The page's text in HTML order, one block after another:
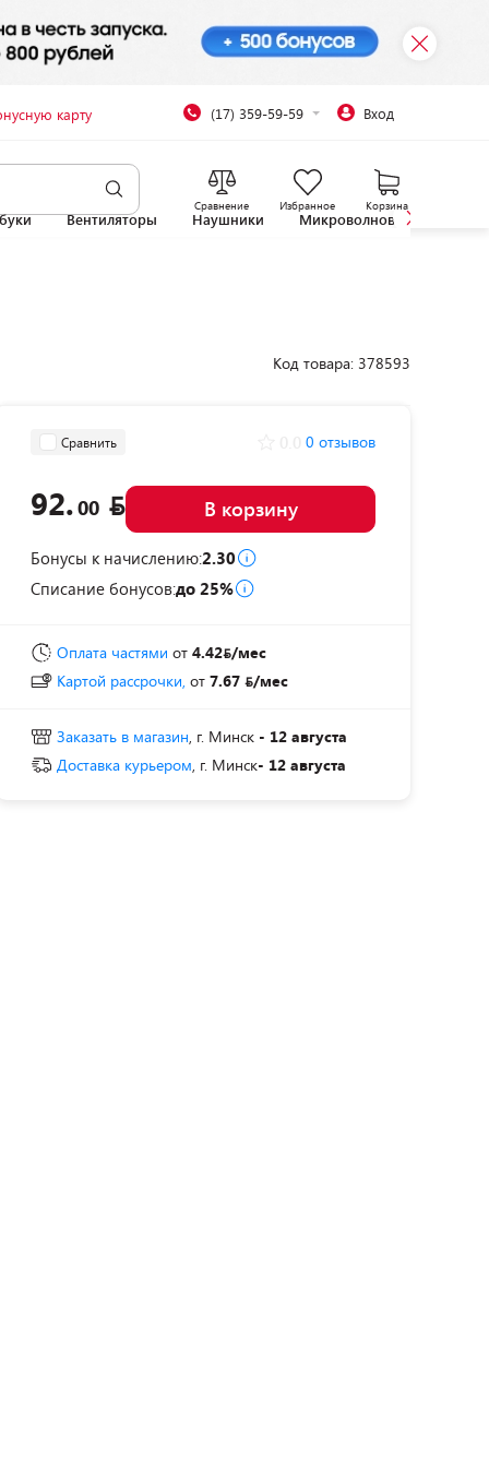
карту (17) 359-59-59 Вход
Сравнение Избранное Корзина
Вентиляторы Наушники Микроволновые печи
Код товара: 378593
Сравнить 0 отзывов
92.00 В корзину
Бонусы к начислению:2.30
Списание бонусов:до 25%
Оплата частями от 4.42 /мес
Картой рассрочки, от 7.67 /мес
Заказать в магазин, г. Минск - 12 августа
Доставка курьером, г. Минск- 12 августа